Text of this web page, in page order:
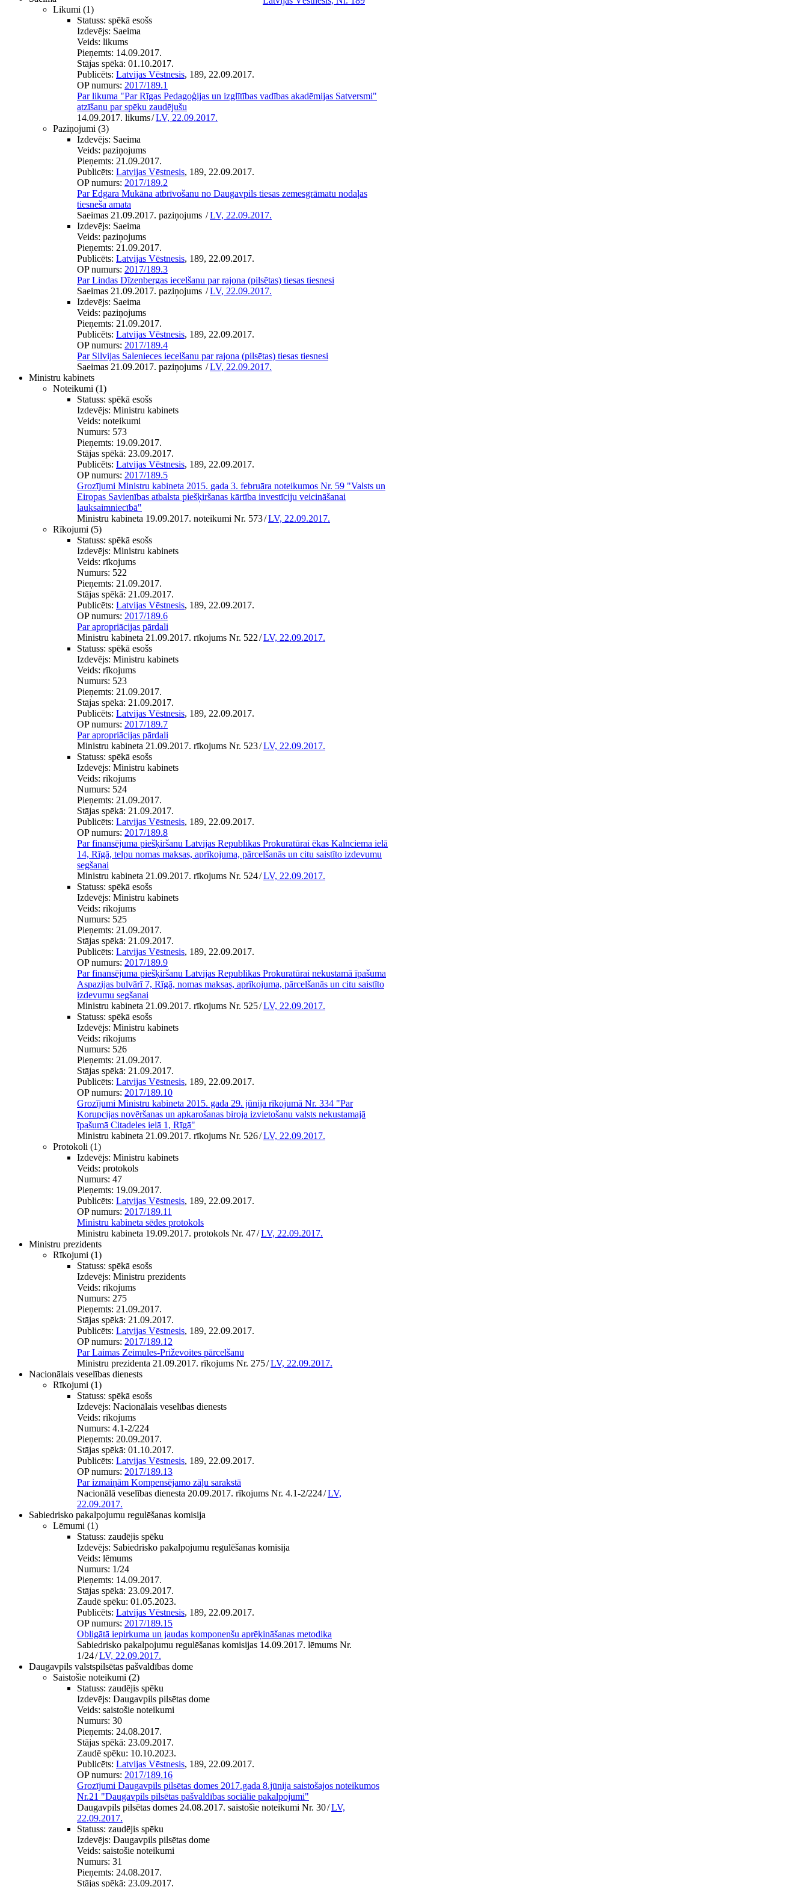
Likumi (1)
Statuss: spēkā esošs
Izdevējs: Saeima
Veids: likums
Pieņemts: 14.09.2017.
Stājas spēkā: 01.10.2017.
Publicēts: Latvijas Vēstnesis, 189, 22.09.2017.
OP numurs: 2017/189.1
Par likuma "Par Rīgas Pedagoģijas un izglītības vadības akadēmijas Satversmi"
atzīšanu par spēku zaudējušu
14.09.2017. likums/LV, 22.09.2017.
Paziņojumi (3)
Izdevējs: Saeima
Veids: paziņojums
Pieņemts: 21.09.2017.
Publicēts: Latvijas Vēstnesis, 189, 22.09.2017.
OP numurs: 2017/189.2
Par Edgara Mukāna atbrīvošanu no Daugavpils tiesas zemesgrāmatu nodaļas
tiesneša amata
Saeimas 21.09.2017. paziņojums /LV, 22.09.2017.
Izdevējs: Saeima
Veids: paziņojums
Pieņemts: 21.09.2017.
Publicēts: Latvijas Vēstnesis, 189, 22.09.2017.
OP numurs: 2017/189.3
Par Lindas Dīzenbergas iecelšanu par rajona (pilsētas) tiesas tiesnesi
Saeimas 21.09.2017. paziņojums /LV, 22.09.2017.
Izdevējs: Saeima
Veids: paziņojums
Pieņemts: 21.09.2017.
Publicēts: Latvijas Vēstnesis, 189, 22.09.2017.
OP numurs: 2017/189.4
Par Silvijas Salenieces iecelšanu par rajona (pilsētas) tiesas tiesnesi
Saeimas 21.09.2017. paziņojums /LV, 22.09.2017.
Ministru kabinets
Noteikumi (1)
Statuss: spēkā esošs
Izdevējs: Ministru kabinets
Veids: noteikumi
Numurs: 573
Pieņemts: 19.09.2017.
Stājas spēkā: 23.09.2017.
Publicēts: Latvijas Vēstnesis, 189, 22.09.2017.
OP numurs: 2017/189.5
Grozījumi Ministru kabineta 2015. gada 3. februāra noteikumos Nr. 59 "Valsts un
Eiropas Savienības atbalsta piešķiršanas kārtība investīciju veicināšanai
lauksaimniecībā"
Ministru kabineta 19.09.2017. noteikumi Nr. 573/LV, 22.09.2017.
Rīkojumi (5)
Statuss: spēkā esošs
Izdevējs: Ministru kabinets
Veids: rīkojums
Numurs: 522
Pieņemts: 21.09.2017.
Stājas spēkā: 21.09.2017.
Publicēts: Latvijas Vēstnesis, 189, 22.09.2017.
OP numurs: 2017/189.6
Par apropriācijas pārdali
Ministru kabineta 21.09.2017. rīkojums Nr. 522/LV, 22.09.2017.
Statuss: spēkā esošs
Izdevējs: Ministru kabinets
Veids: rīkojums
Numurs: 523
Pieņemts: 21.09.2017.
Stājas spēkā: 21.09.2017.
Publicēts: Latvijas Vēstnesis, 189, 22.09.2017.
OP numurs: 2017/189.7
Par apropriācijas pārdali
Ministru kabineta 21.09.2017. rīkojums Nr. 523/LV, 22.09.2017.
Statuss: spēkā esošs
Izdevējs: Ministru kabinets
Veids: rīkojums
Numurs: 524
Pieņemts: 21.09.2017.
Stājas spēkā: 21.09.2017.
Publicēts: Latvijas Vēstnesis, 189, 22.09.2017.
OP numurs: 2017/189.8
Par finansējuma piešķiršanu Latvijas Republikas Prokuratūrai ēkas Kalnciema ielā
14, Rīgā, telpu nomas maksas, aprīkojuma, pārcelšanās un citu saistīto izdevumu
segšanai
Ministru kabineta 21.09.2017. rīkojums Nr. 524/LV, 22.09.2017.
Statuss: spēkā esošs
Izdevējs: Ministru kabinets
Veids: rīkojums
Numurs: 525
Pieņemts: 21.09.2017.
Stājas spēkā: 21.09.2017.
Publicēts: Latvijas Vēstnesis, 189, 22.09.2017.
OP numurs: 2017/189.9
Par finansējuma piešķiršanu Latvijas Republikas Prokuratūrai nekustamā īpašuma
Aspazijas bulvārī 7, Rīgā, nomas maksas, aprīkojuma, pārcelšanās un citu saistīto
izdevumu segšanai
Ministru kabineta 21.09.2017. rīkojums Nr. 525/LV, 22.09.2017.
Statuss: spēkā esošs
Izdevējs: Ministru kabinets
Veids: rīkojums
Numurs: 526
Pieņemts: 21.09.2017.
Stājas spēkā: 21.09.2017.
Publicēts: Latvijas Vēstnesis, 189, 22.09.2017.
OP numurs: 2017/189.10
Grozījumi Ministru kabineta 2015. gada 29. jūnija rīkojumā Nr. 334 "Par
Korupcijas novēršanas un apkarošanas biroja izvietošanu valsts nekustamajā
īpašumā Citadeles ielā 1, Rīgā"
Ministru kabineta 21.09.2017. rīkojums Nr. 526/LV, 22.09.2017.
Protokoli (1)
Izdevējs: Ministru kabinets
Veids: protokols
Numurs: 47
Pieņemts: 19.09.2017.
Publicēts: Latvijas Vēstnesis, 189, 22.09.2017.
OP numurs: 2017/189.11
Ministru kabineta sēdes protokols
Ministru kabineta 19.09.2017. protokols Nr. 47/LV, 22.09.2017.
Ministru prezidents
Rīkojumi (1)
Statuss: spēkā esošs
Izdevējs: Ministru prezidents
Veids: rīkojums
Numurs: 275
Pieņemts: 21.09.2017.
Stājas spēkā: 21.09.2017.
Publicēts: Latvijas Vēstnesis, 189, 22.09.2017.
OP numurs: 2017/189.12
Par Laimas Zeimules-Priževoites pārcelšanu
Ministru prezidenta 21.09.2017. rīkojums Nr. 275/LV, 22.09.2017.
Nacionālais veselības dienests
Rīkojumi (1)
Statuss: spēkā esošs
Izdevējs: Nacionālais veselības dienests
Veids: rīkojums
Numurs: 4.1-2/224
Pieņemts: 20.09.2017.
Stājas spēkā: 01.10.2017.
Publicēts: Latvijas Vēstnesis, 189, 22.09.2017.
OP numurs: 2017/189.13
Par izmaiņām Kompensējamo zāļu sarakstā
Nacionālā veselības dienesta 20.09.2017. rīkojums Nr. 4.1-2/224/LV,
22.09.2017.
Sabiedrisko pakalpojumu regulēšanas komisija
Lēmumi (1)
Statuss: zaudējis spēku
Izdevējs: Sabiedrisko pakalpojumu regulēšanas komisija
Veids: lēmums
Numurs: 1/24
Pieņemts: 14.09.2017.
Stājas spēkā: 23.09.2017.
Zaudē spēku: 01.05.2023.
Publicēts: Latvijas Vēstnesis, 189, 22.09.2017.
OP numurs: 2017/189.15
Obligātā iepirkuma un jaudas komponenšu aprēķināšanas metodika
Sabiedrisko pakalpojumu regulēšanas komisijas 14.09.2017. lēmums Nr.
1/24/LV, 22.09.2017.
Daugavpils valstspilsētas pašvaldības dome
Saistošie noteikumi (2)
Statuss: zaudējis spēku
Izdevējs: Daugavpils pilsētas dome
Veids: saistošie noteikumi
Numurs: 30
Pieņemts: 24.08.2017.
Stājas spēkā: 23.09.2017.
Zaudē spēku: 10.10.2023.
Publicēts: Latvijas Vēstnesis, 189, 22.09.2017.
OP numurs: 2017/189.16
Grozījumi Daugavpils pilsētas domes 2017.gada 8.jūnija saistošajos noteikumos
Nr.21 "Daugavpils pilsētas pašvaldības sociālie pakalpojumi"
Daugavpils pilsētas domes 24.08.2017. saistošie noteikumi Nr. 30/LV,
22.09.2017.
Statuss: zaudējis spēku
Izdevējs: Daugavpils pilsētas dome
Veids: saistošie noteikumi
Numurs: 31
Pieņemts: 24.08.2017.
Stājas spēkā: 23.09.2017.